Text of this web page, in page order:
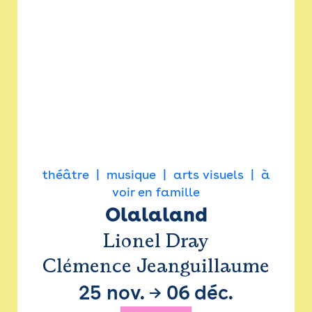
théâtre musique arts visuels
à
voir en famille
Olalaland
Lionel Dray
Clémence Jeanguillaume
25 nov. → 06 déc.